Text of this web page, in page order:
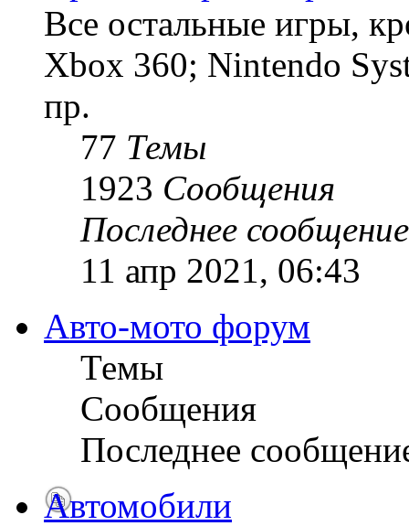
Все остальные игры,
Xbox 360; Nintendo
пр.
77 Темы
1923 Сообщения
Последнее сообщение
11 апр 2021, 06:43
Авто-мото форум
Темы
Сообщения
Последнее
Автомобили